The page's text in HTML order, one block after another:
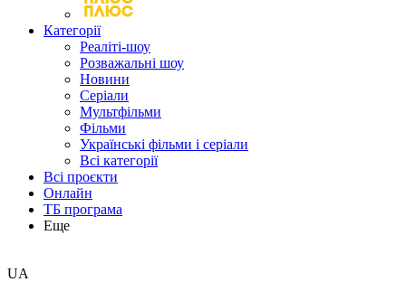
Категорії
Реаліті-шоу
Розважальні шоу
Новини
Серіали
Мультфільми
Фільми
Українські фільми і серіали
Всі категорії
Всі проєкти
Онлайн
ТБ програма
Еще
UA